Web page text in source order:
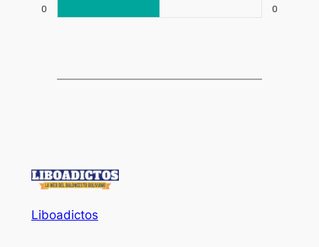
0 0
Liboadictos